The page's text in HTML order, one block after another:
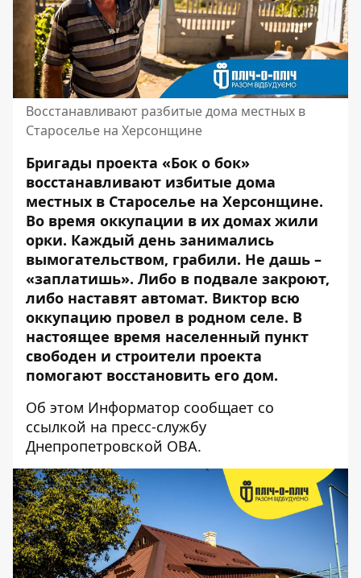
Восстанавливают разбитые дома местных в
Староселье на Херсонщине
Бригады проекта «Бок о бок»
восстанавливают избитые дома
местных в Староселье на Херсонщине.
Во время оккупации в их домах жили
орки. Каждый день занимались
вымогательством, грабили. Не дашь –
«заплатишь». Либо в подвале закроют,
либо наставят автомат. Виктор всю
оккупацию провел в родном селе. В
настоящее время населенный пункт
свободен и строители проекта
помогают восстановить его дом.
Об этом Информатор сообщает со
ссылкой на пресс-службу
Днепропетровской ОВА.